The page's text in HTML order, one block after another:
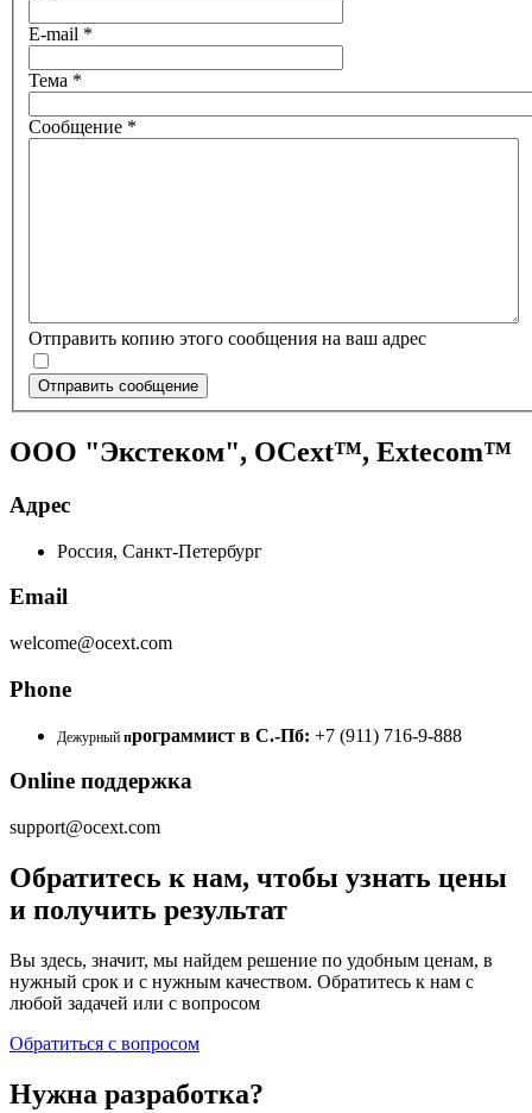
E-mail *
Тема *
Сообщение *
Отправить копию этого сообщения на ваш адрес
Отправить сообщение
ООО "Экстеком", OCext™, Extecom™
Адрес
Россия, Санкт-Петербург
Email
welcome@ocext.com
Phone
Дежурный программист в С.-Пб: +7 (911) 716-9-888
Online поддержка
support@ocext.com
Обратитесь к нам, чтобы узнать цены
и получить результат
Вы здесь, значит, мы найдем решение по удобным ценам, в
нужный срок и с нужным качеством. Обратитесь к нам с
любой задачей или с вопросом
Обратиться с вопросом
Нужна разработка?